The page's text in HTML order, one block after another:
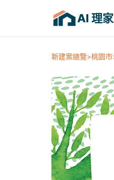
AI 理家
新建案總覽 桃園市